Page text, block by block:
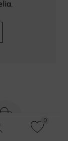
0
Ulubione